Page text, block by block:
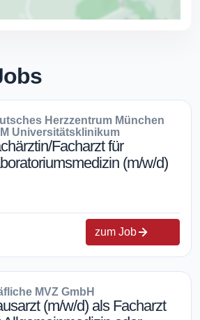
Herzzentrum München
Universitätsklinikum
Facharzt für
(m/w/d)
zum Job
MVZ GmbH
(m/w/d) als Facharzt